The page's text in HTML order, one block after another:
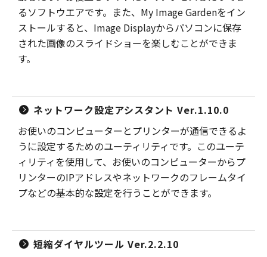
るソフトウエアです。また、My Image Gardenをイン
ストールすると、Image Displayからパソコンに保存
された画像のスライドショーを楽しむことができま
す。
ネットワーク設定アシスタント Ver.1.10.0
お使いのコンピューターとプリンターが通信できるよ
うに設定するためのユーティリティです。このユーテ
ィリティを使用して、お使いのコンピューターからプ
リンターのIPアドレスやネットワークのフレームタイ
プなどの基本的な設定を行うことができます。
短縮ダイヤルツール Ver.2.2.10